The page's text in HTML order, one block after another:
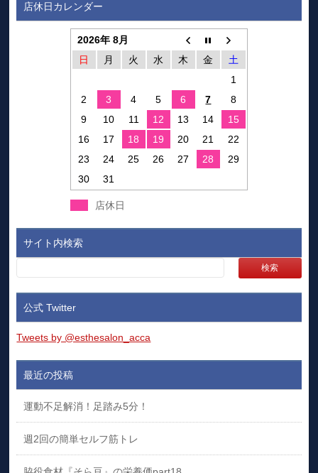
店休日カレンダー
2026年 8月
日
月 火 水 木 金
土
1
2
3 4 5 6 7
8
9
10 11 12 13 14
15
16
17 18 19 20 21
22
23
24 25 26 27 28
29
30
31
店休日
サイト内検索
公式 Twitter
Tweets by @esthesalon_acca
最近の投稿
運動不足解消！足踏み5分！
週2回の簡単セルフ筋トレ